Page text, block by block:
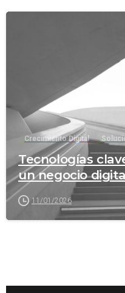
Crecimiento Digital
Tecnologías
un negocio
11/01/2026